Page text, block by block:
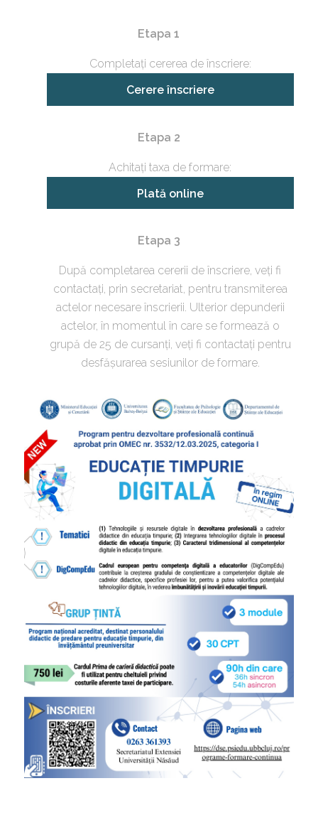
Etapa 1
Completați cererea de înscriere:
Cerere înscriere
Etapa 2
Achitați taxa de formare:
Plată online
Etapa 3
După completarea cererii de înscriere, veți fi
contactați, prin secretariat, pentru transmiterea
actelor necesare înscrierii. Ulterior depunderii
actelor, în momentul în care se formează o
grupă de 25 de cursanți, veți fi contactați pentru
desfășurarea sesiunilor de formare.